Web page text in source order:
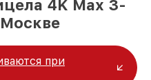
4K Max 3-
при